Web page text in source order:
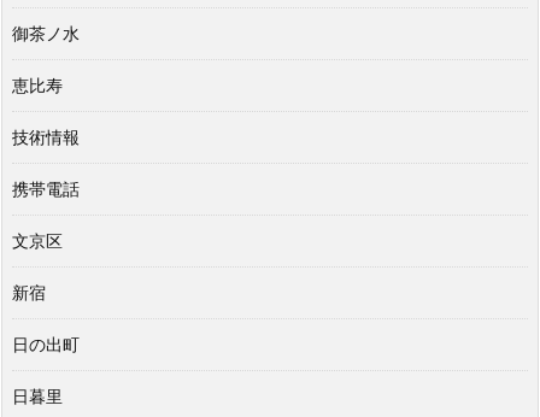
御茶ノ水
恵比寿
技術情報
携帯電話
文京区
新宿
日の出町
日暮里